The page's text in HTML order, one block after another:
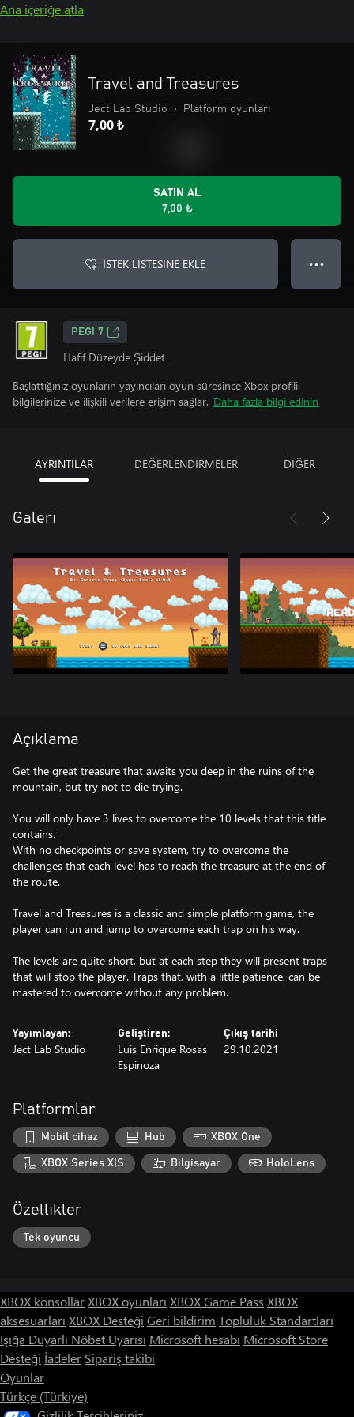
Ana içeriğe atla
Travel and Treasures
Ject Lab Studio • Platform oyunları
7,00 ₺
SATIN AL
7,00 ₺
İSTEK LISTESINE EKLE ● ● ●
PEGI 7
Hafif Düzeyde Şiddet
Başlattığınız oyunların yayıncıları oyun süresince Xbox profili
bilgilerinize ve ilişkili verilere erişim sağlar. Daha fazla bilgi edinin
AYRINTILAR DEĞERLENDİRMELER DİĞER
Galeri
Açıklama
Get the great treasure that awaits you deep in the ruins of the
mountain, but try not to die trying.
You will only have 3 lives to overcome the 10 levels that this title
contains.
With no checkpoints or save system, try to overcome the
challenges that each level has to reach the treasure at the end of
the route.
Travel and Treasures is a classic and simple platform game, the
player can run and jump to overcome each trap on his way.
The levels are quite short, but at each step they will present traps
that will stop the player. Traps that, with a little patience, can be
mastered to overcome without any problem.
Yayımlayan:
Ject Lab Studio
Geliştiren:
Luis Enrique Rosas
Espinoza
Çıkış tarihi
29.10.2021
Platformlar
Mobil cihaz Hub XBOX One
XBOX Series X|S Bilgisayar HoloLens
Özellikler
Tek oyuncu
XBOX konsollarXBOX oyunları XBOX Game Pass XBOX
aksesuarları XBOX Desteği Geri bildirim Topluluk Standartları
Işığa Duyarlı Nöbet Uyarısı Microsoft hesabı Microsoft Store
Desteği İadeler Sipariş takibi
Oyunlar
Türkçe (Türkiye)